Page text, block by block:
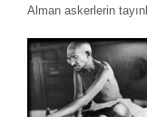
Alman askerlerin